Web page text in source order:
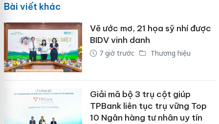
Bài viết khác
Vẽ ước mơ, 21 họa sỹ nhí được
BIDV vinh danh
7 giờ trước Thương hiệu
Giải mã bộ 3 trụ cột giúp
TPBank liên tục trụ vững Top
10 Ngân hàng tư nhân uy tín